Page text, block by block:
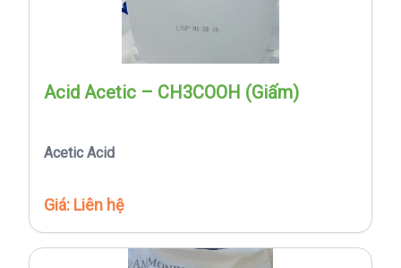
Acid Acetic – CH3COOH (Giấm)
Acetic Acid
Giá: Liên hệ